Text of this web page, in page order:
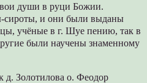
души в руци Божии.
сироты, и они были выданы
учёные в г. Шуе пению, так в
были научены знаменному
д. Золотилова о. Феодор